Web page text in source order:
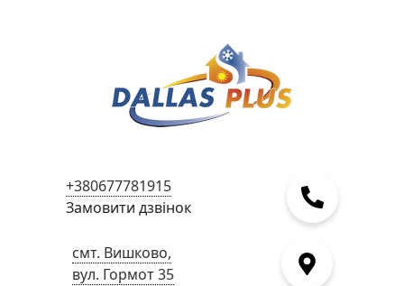
+380677781915
Замовити дзвінок
смт. Вишково,
вул. Гормот 35